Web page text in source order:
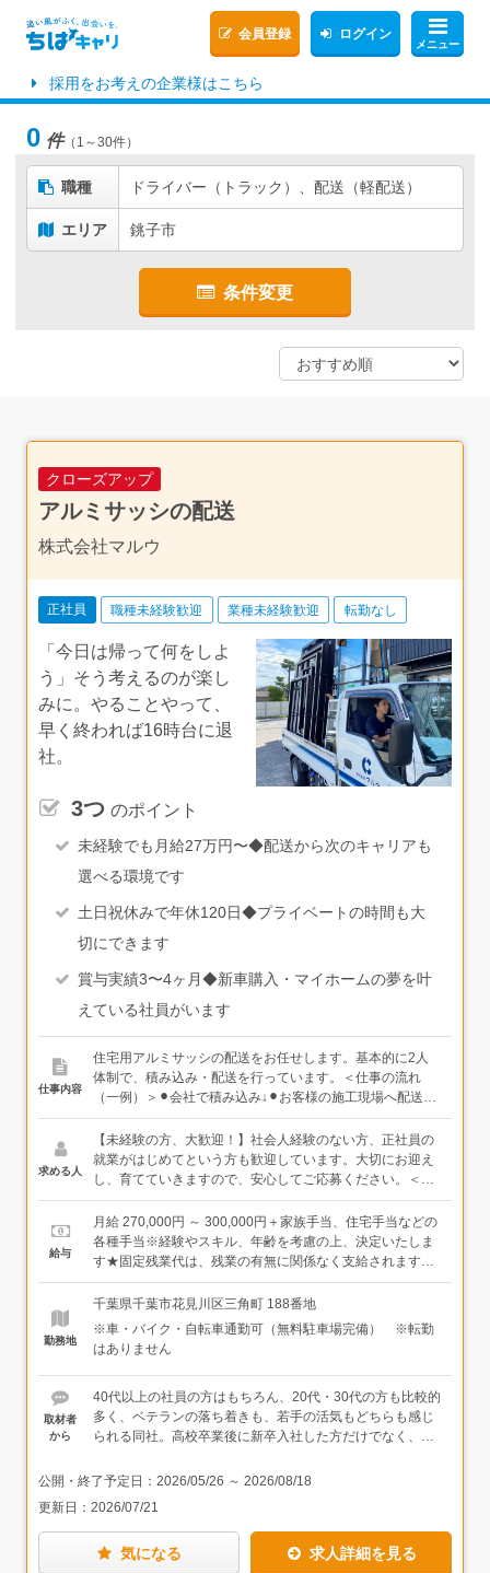
メニュー
会員登録 ログイン
採用をお考えの企業様はこちら
0 件（1～30件）
職種 ドライバー（トラック）、配送（軽配送）
エリア 銚子市
条件変更
クローズアップ
アルミサッシの配送
株式会社マルウ
正社員 職種未経験歓迎 業種未経験歓迎 転勤なし
「今日は帰って何をしよ
う」そう考えるのが楽し
みに。やることやって、
早く終われば16時台に退
社。
3つ のポイント
未経験でも月給27万円〜◆配送から次のキャリアも
選べる環境です
土日祝休みで年休120日◆プライベートの時間も大
切にできます
賞与実績3〜4ヶ月◆新車購入・マイホームの夢を叶
えている社員がいます
仕事内容
住宅用アルミサッシの配送をお任せします。基本的に2人
体制で、積み込み・配送を行っています。＜仕事の流れ
（一例）＞⚫︎会社で積み込み↓⚫︎お客様の施工現場へ配送↓⚫︎
会社に戻り、再度積み込み↓⚫︎お客様の施工現場へ配送↓⚫︎
帰社。翌日の準備をして、退社！・1.3tトラックを使用し
ます・1日2〜5現場に伺います・営業社員がいるため、配
送に専念できます・未経験で入社した20代～40代の社員が
配送が気に入ればずっと続けていくこともできますし、他
の職種にも興味が出たら、営業や施工管理の仕事にチャレ
ンジすることも可能です。実際に社内でジョブチェンジし
求める人
【未経験の方、大歓迎！】社会人経験のない方、正社員の
就業がはじめてという方も歓迎しています。大切にお迎え
し、育てていきますので、安心してご応募ください。＜必
須＞・高卒以上・準中型免許（※）をお持ちの方（※）
2017年3月12日までに普通免許（MT）を取得した方は、お
持ちの免許で運転することができます。そうでない方は、
入社までに取得いただければOKです。面接の際にもご案内
にぴったり＞・体を動かすことが好きな方・車の運転が好
います！）
給与
月給 270,000円 ～ 300,000円＋家族手当、住宅手当などの
各種手当※経験やスキル、年齢を考慮の上、決定いたしま
す★固定残業代は、残業の有無に関係なく支給されます。
実際の平均残業時間は月20時間程度です。＜年収例＞年収
370万円（入社3年目）年収420万円（入社5年目）年に1回
社長と、上長とは定期的に面談を行い、その時の悩みや頑
張りを聞きながら評価していく体制があります。
勤務地
千葉県千葉市花見川区三角町 188番地
※車・バイク・自転車通勤可（無料駐車場完備） ※転勤
はありません
取材者
から
40代以上の社員の方はもちろん、20代・30代の方も比較的
多く、ベテランの落ち着きも、若手の活気もどちらも感じ
られる同社。高校卒業後に新卒入社した方だけでなく、未
ップ店員をしていた方もいらっしゃるとのことで、中途入
思います。
学生時代の同じ部活出身の仲間を誘ったり、親子3世代で
公開・終了予定日： 2026/05/26 ～ 2026/08/18
更新日： 2026/07/21
気になる 求人詳細を見る